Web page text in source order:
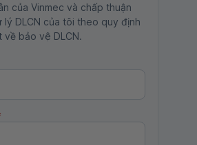
của Vinmec và chấp thuận
lý DLCN của tôi theo quy định
về bảo vệ DLCN.